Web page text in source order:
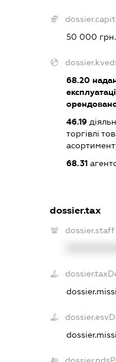
50 000 грн.
68.20
46.19
торгівлі
68.31
dossier.tax
dossier.staff